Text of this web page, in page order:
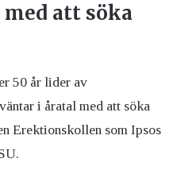
att söka
50 år lider av
i åratal med att söka
Erektionskollen som Ipsos